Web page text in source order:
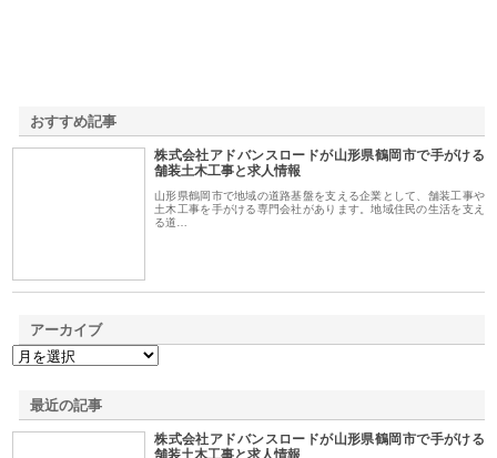
おすすめ記事
株式会社アドバンスロードが山形県鶴岡市で手がける
舗装土木工事と求人情報
山形県鶴岡市で地域の道路基盤を支える企業として、舗装工事や
土木工事を手がける専門会社があります。地域住民の生活を支え
る道…
アーカイブ
最近の記事
株式会社アドバンスロードが山形県鶴岡市で手がける
舗装土木工事と求人情報